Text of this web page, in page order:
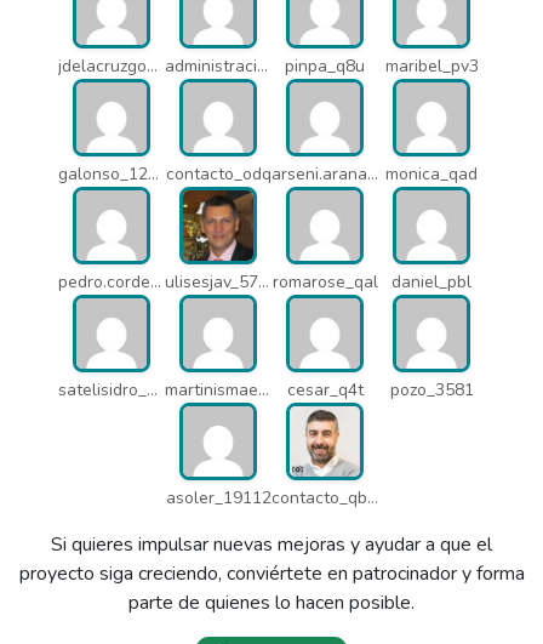
jdelacruzgonzalez2015_q8e administracion_pua pinpa_q8u maribel_pv3
galonso_12031 contacto_odq arseni.arana_16484 monica_qad
pedro.corderonunez_qab ulisesjav_5758 romarose_qal daniel_pbl
satelisidro_pt5 martinismaelima_qbd cesar_q4t pozo_3581
asoler_19112 contacto_qbw
Si quieres impulsar nuevas mejoras y ayudar a que el
proyecto siga creciendo, conviértete en patrocinador y forma
parte de quienes lo hacen posible.